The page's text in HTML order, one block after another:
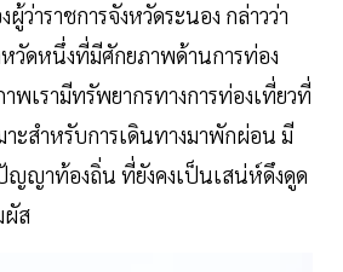
ว่าราชการจังหวัดระนอง กล่าวว่า
วัดหนึ่งที่มีศักยภาพด้านการท่อง
พเรามีทรัพยากรทางการท่องเที่ยวที่
าะสำหรับการเดินทางมาพักผ่อน มี
ญญาท้องถิ่น ที่ยังคงเป็นเสน่ห์ดึงดูด
ผัส